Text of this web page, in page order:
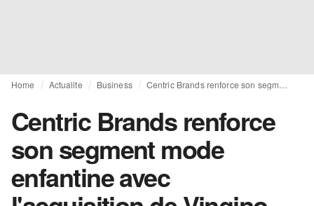
Home Actualite Business
Centric Brands renforce
son segment mode
enfantine avec